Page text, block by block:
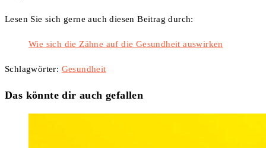
Lesen Sie sich gerne auch diesen Beitrag durch:
Wie sich die Zähne auf die Gesundheit auswirken
Schlagwörter: Gesundheit
Das könnte dir auch gefallen